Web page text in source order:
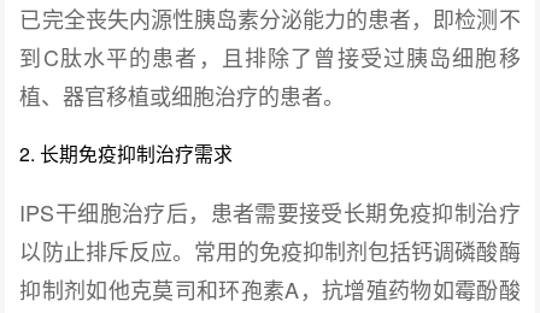
已完全丧失内源性胰岛素分泌能力的患者，即检测不
到C肽水平的患者，且排除了曾接受过胰岛细胞移
植、器官移植或细胞治疗的患者。
2. 长期免疫抑制治疗需求
IPS干细胞治疗后，患者需要接受长期免疫抑制治疗
以防止排斥反应。常用的免疫抑制剂包括钙调磷酸酶
抑制剂如他克莫司和环孢素A，抗增殖药物如霉酚酸